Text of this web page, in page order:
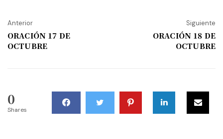
Anterior
ORACIÓN 17 DE
OCTUBRE
Siguiente
ORACIÓN 18 DE
OCTUBRE
0
Shares